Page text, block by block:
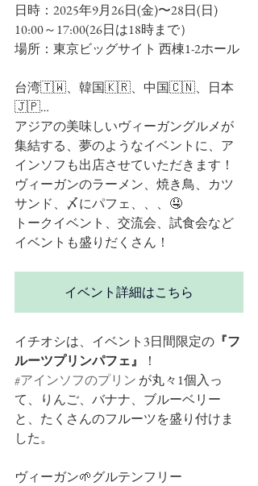
日時：2025年9月26日(金)〜28日(日)
10:00～17:00(26日は18時まで）
場所：東京ビッグサイト 西棟1-2ホール
台湾🇹🇼、韓国🇰🇷、中国🇨🇳、日本
🇯🇵…
アジアの美味しいヴィーガングルメが
集結する、夢のようなイベントに、ア
インソフも出店させていただきます！
ヴィーガンのラーメン、焼き鳥、カツ
サンド、〆にパフェ、、、🤤
トークイベント、交流会、試食会など
イベントも盛りだくさん！
イベント詳細はこちら
イチオシは、イベント3日間限定の 『フ
ルーツプリンパフェ』
！
#アインソフのプリン が丸々1個入っ
て、りんご、バナナ、ブルーベリー
と、たくさんのフルーツを盛り付けま
した。
ヴィーガン🌱グルテンフリー